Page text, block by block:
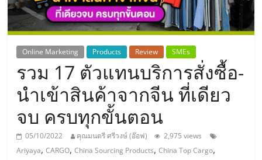
รวม
ธุรกิจ
เอ
ส
เอ็
Online Marketing Products Review SMEs
รวม 17 ตัวแทนบริการสั่งซื้อ-
นำเข้าสินค้าจากจีน ที่เดียว
จบ ครบทุกขั้นตอน
05/10/2022 คุณมนตรี ศรีวงษ์ (อ๊อฟ)
2,975 views
Ariyaya,CARGO,China Sourcing Products,China Top Cargo,